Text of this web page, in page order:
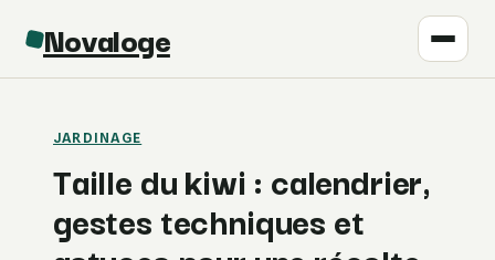
Novaloge
JARDINAGE
Taille du kiwi : calendrier,
gestes techniques et